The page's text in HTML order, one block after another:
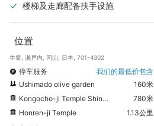
楼梯及走廊配备扶手设施
位置
牛窗, 濑戸内, 冈山, 日本, 701-4302
停车服务
我们的最低价包含
Ushimado olive garden
160米
Kongocho-ji Temple Shinko-in
780米
Honren-ji Temple
1.13公里